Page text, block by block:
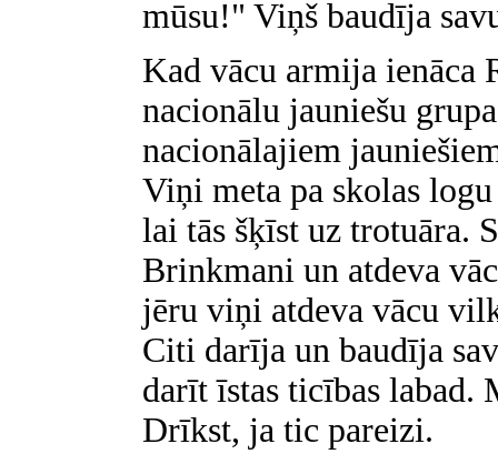
mūsu!" Viņš baudīja
Kad vācu armija ienāca
nacionālu jauniešu
nacionālajiem
Viņi meta pa skolas
lai tās šķīst uz trotuāra.
Brinkmani un atdeva
jēru viņi atdeva vācu
Citi darīja un baudīja
darīt īstas ticības labad.
Drīkst, ja tic pareizi.